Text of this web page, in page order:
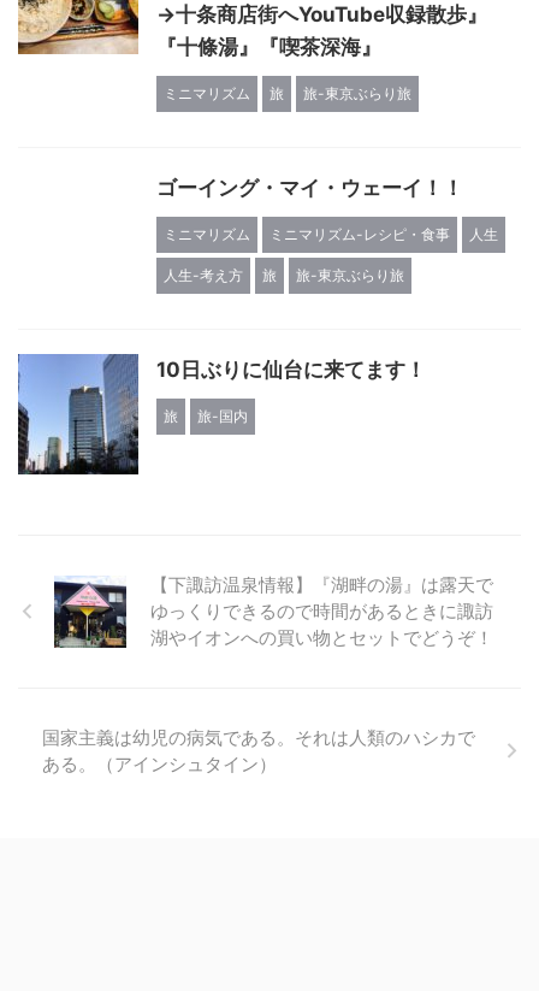
→十条商店街へYouTube収録散歩』
『十條湯』『喫茶深海』
ミニマリズム 旅 旅-東京ぶらり旅
ゴーイング・マイ・ウェーイ！！
ミニマリズム ミニマリズム-レシピ・食事 人生
人生-考え方 旅 旅-東京ぶらり旅
10日ぶりに仙台に来てます！
旅 旅-国内
【下諏訪温泉情報】『湖畔の湯』は露天で
ゆっくりできるので時間があるときに諏訪
湖やイオンへの買い物とセットでどうぞ！
国家主義は幼児の病気である。それは人類のハシカで
ある。（アインシュタイン）